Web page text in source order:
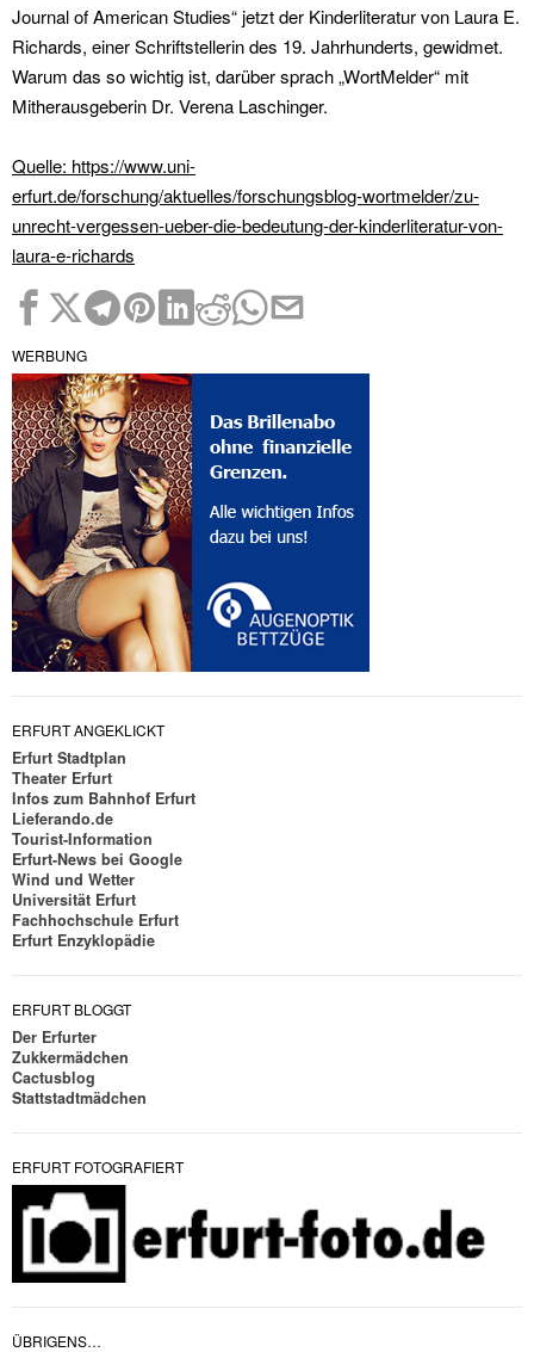
Journal of American Studies“ jetzt der Kinderliteratur von Laura E.
Richards, einer Schriftstellerin des 19. Jahrhunderts, gewidmet.
Warum das so wichtig ist, darüber sprach „WortMelder“ mit
Mitherausgeberin Dr. Verena Laschinger.
Quelle: https://www.uni-
erfurt.de/forschung/aktuelles/forschungsblog-wortmelder/zu-
unrecht-vergessen-ueber-die-bedeutung-der-kinderliteratur-von-
laura-e-richards
WERBUNG
ERFURT ANGEKLICKT
Erfurt Stadtplan
Theater Erfurt
Infos zum Bahnhof Erfurt
Lieferando.de
Tourist-Information
Erfurt-News bei Google
Wind und Wetter
Universität Erfurt
Fachhochschule Erfurt
Erfurt Enzyklopädie
ERFURT BLOGGT
Der Erfurter
Zukkermädchen
Cactusblog
Stattstadtmädchen
ERFURT FOTOGRAFIERT
ÜBRIGENS…